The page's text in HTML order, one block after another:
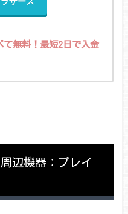
て無料！最短2日で入金
辺機器：プレイ